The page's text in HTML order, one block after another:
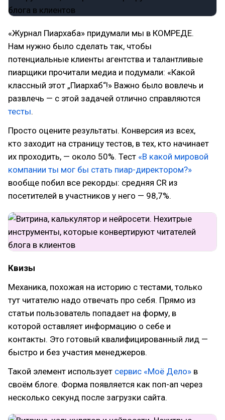
«Журнал Пиархаба» придумали мы в КОМРЕДЕ.
Нам нужно было сделать так, чтобы
потенциальные клиенты агентства и талантливые
пиарщики прочитали медиа и подумали: «Какой
классный этот „Пиархаб“!» Важно было вовлечь и
развлечь — с этой задачей отлично справляются
тесты.
Просто оцените результаты. Конверсия из всех,
кто заходит на страницу тестов, в тех, кто начинает
их проходить, — около 50%. Тест «В какой мировой
компании ты мог бы стать пиар-директором?»
вообще побил все рекорды: средняя CR из
посетителей в участников у него — 98,7%.
Квизы
Механика, похожая на историю с тестами, только
тут читателю надо отвечать про себя. Прямо из
статьи пользователь попадает на форму, в
которой оставляет информацию о себе и
контакты. Это готовый квалифицированный лид —
быстро и без участия менеджеров.
Такой элемент использует сервис «Моё Дело» в
своём блоге. Форма появляется как поп-ап через
несколько секунд после загрузки сайта.